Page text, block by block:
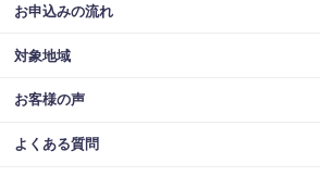
お申込みの流れ
対象地域
お客様の声
よくある質問